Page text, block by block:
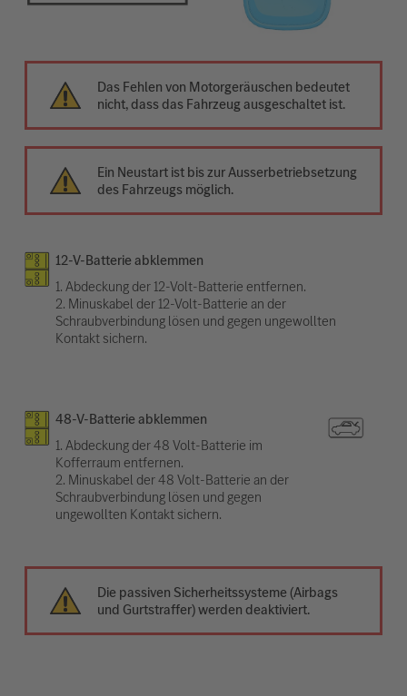
Das Fehlen von Motorgeräuschen bedeutet
nicht, dass das Fahrzeug ausgeschaltet ist.
Ein Neustart ist bis zur Ausserbetriebsetzung
des Fahrzeugs möglich.
12-V-Batterie abklemmen
1. Abdeckung der 12-Volt-Batterie entfernen.
2. Minuskabel der 12-Volt-Batterie an der
Schraubverbindung lösen und gegen ungewollten
Kontakt sichern.
48-V-Batterie abklemmen
1. Abdeckung der 48 Volt-Batterie im
Kofferraum entfernen.
2. Minuskabel der 48 Volt-Batterie an der
Schraubverbindung lösen und gegen
ungewollten Kontakt sichern.
Die passiven Sicherheitssysteme (Airbags
und Gurtstraffer) werden deaktiviert.